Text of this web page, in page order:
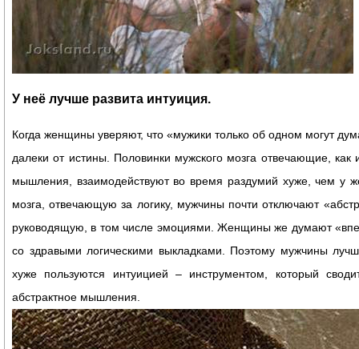
У неё лучше развита интуиция.
Когда женщины уверяют, что «мужики только об одном могут
далеки от истины. Половинки мужского мозга отвечающие, как
мышления, взаимодействуют во время раздумий хуже, чем у
мозга, отвечающую за логику, мужчины почти отключают
руководящую, в том числе эмоциями. Женщины же думают
со здравыми логическими выкладками. Поэтому мужчины
хуже пользуются интуицией – инструментом, который
абстрактное мышления.